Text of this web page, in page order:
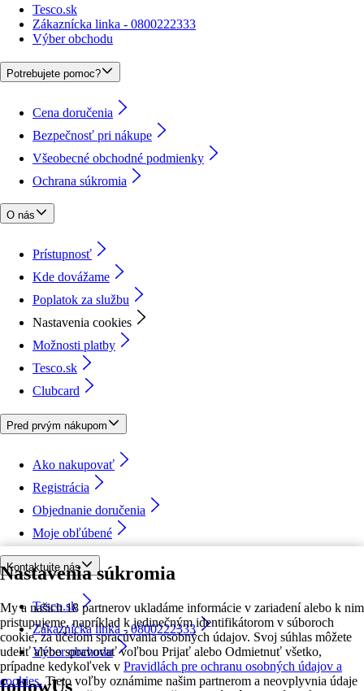
Nastavenia súkromia
My a našich 18 partnerov ukladáme informácie v zariadení alebo k nim
pristupujeme, napríklad k jedinečným identifikátorom v súboroch
cookie, za účelom spracúvania osobných údajov. Svoj súhlas môžete
udeliť alebo spravovať voľbou Prijať alebo Odmietnuť všetko,
prípadne kedykoľvek v Pravidlách pre ochranu osobných údajov a
cookies. Tieto voľby oznámime našim partnerom a neovplyvnia údaje
Tesco.sk
Zákaznícka linka - 0800222333
Výber obchodu
Potrebujete pomoc?
Cena doručenia
Bezpečnosť pri nákupe
Všeobecné obchodné podmienky
Ochrana súkromia
O nás
Prístupnosť
Kde dovážame
Poplatok za službu
Nastavenia cookies
Možnosti platby
Tesco.sk
Clubcard
Pred prvým nákupom
Ako nakupovať
Registrácia
Objednanie doručenia
Moje obľúbené
Kontaktujte nás
Tesco.sk
Zákaznícka linka - 0800222333
Výber obchodu
followUs